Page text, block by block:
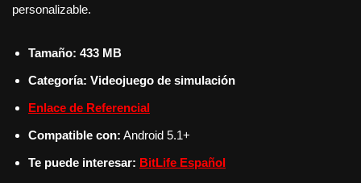
personalizable.
Tamaño: 433 MB
Categoría: Videojuego de simulación
Enlace de Referencial
Compatible con: Android 5.1+
Te puede interesar: BitLife Español